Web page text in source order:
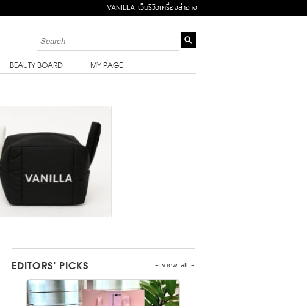
VANILLA เว็บรีวิวเครื่องสำอาง
BEAUTY BOARD MY PAGE
- view all -
EDITORS’ PICKS